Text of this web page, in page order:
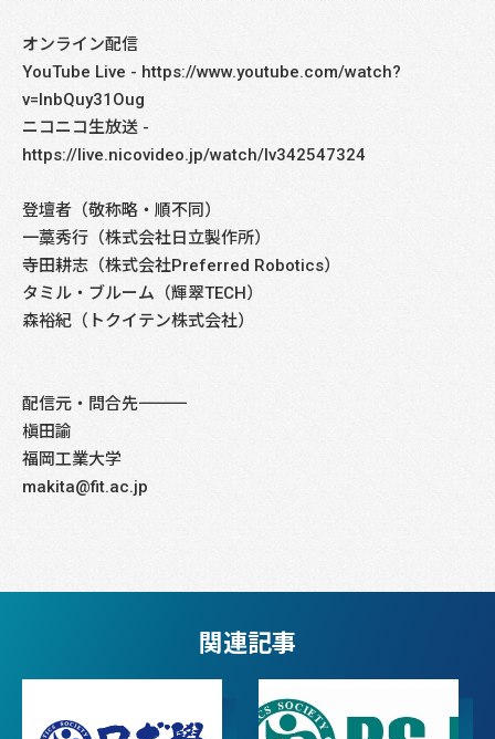
オンライン配信
YouTube Live - https://www.youtube.com/watch?
v=lnbQuy31Oug
ニコニコ生放送 -
https://live.nicovideo.jp/watch/lv342547324
登壇者（敬称略・順不同）
一藁秀行（株式会社日立製作所）
寺田耕志（株式会社Preferred Robotics）
タミル・ブルーム（輝翠TECH）
森裕紀（トクイテン株式会社）
配信元・問合先――――――――――――――――――――――――――――
槇田諭
福岡工業大学
makita@fit.ac.jp
関連記事